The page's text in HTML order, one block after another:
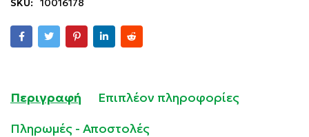
SKU:
10016178
Περιγραφή
Επιπλέον πληροφορίες
Πληρωμές - Αποστολές